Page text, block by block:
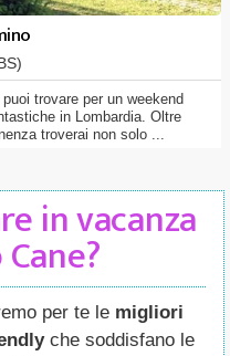
trovare per un weekend
in Lombardia. Oltre
troverai non solo ...
in vacanza
per te le migliori
che soddisfano le